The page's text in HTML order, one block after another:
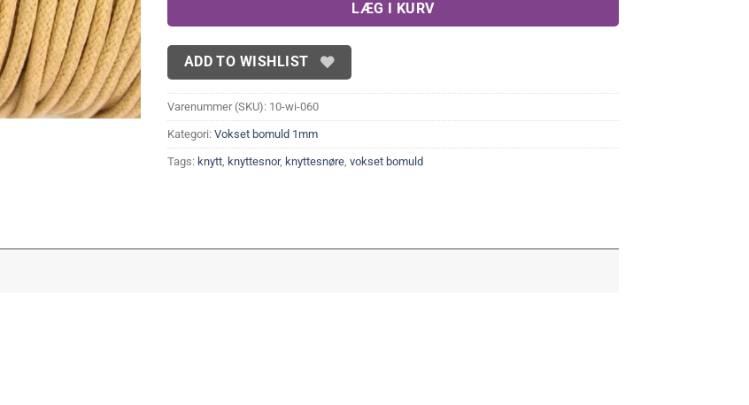
LÆG I KURV
ADD TO WISHLIST
Varenummer (SKU): 10-wi-060
Kategori: Vokset bomuld 1mm
Tags: knytt, knyttesnor, knyttesnøre, vokset bomuld